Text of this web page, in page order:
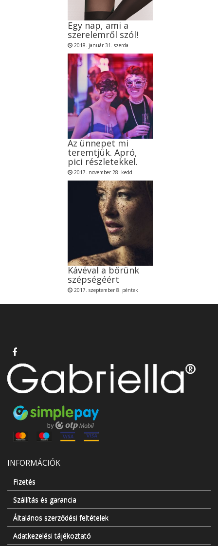
Egy nap, ami a
szerelemről szól!
2018. január 31. szerda
Az ünnepet mi
teremtjük. Apró,
pici részletekkel.
2017. november 28. kedd
Kávéval a bőrünk
szépségéért
2017. szeptember 8. péntek
INFORMÁCIÓK
Fizetés
Szállítás és garancia
Általános szerződési feltételek
Adatkezelési tájékoztató